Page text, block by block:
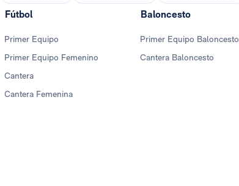
Fútbol
Primer Equipo
Primer Equipo Femenino
Cantera
Cantera Femenina
Baloncesto
Primer Equipo Baloncesto
Cantera Baloncesto